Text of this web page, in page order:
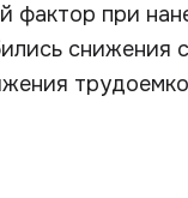
фактор при
снижения